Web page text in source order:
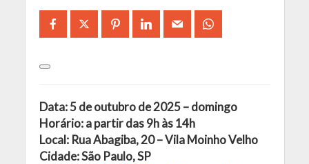
Data: 5 de outubro de 2025 – domingo
Horário: a partir das 9h às 14h
Local: Rua Abagiba, 20 – Vila Moinho Velho
Cidade: São Paulo, SP